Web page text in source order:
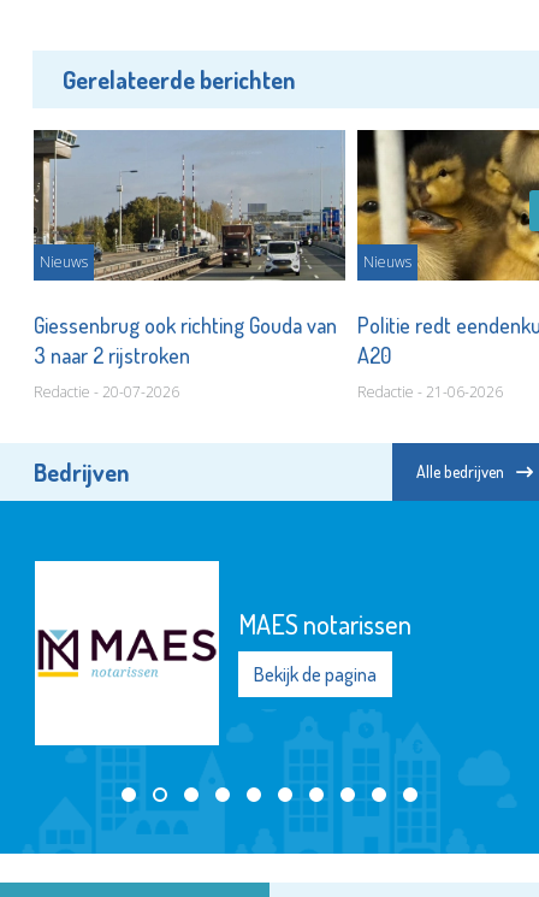
Gerelateerde berichten
Nieuws
Giessenbrug ook richting Gouda van
3 naar 2 rijstroken
Redactie - 20-07-2026
Nieuws
Politie redt
A20
Redactie - 21-06-2026
Bedrijven Alle bedrijven
MAES notarissen
Bekijk de pagina